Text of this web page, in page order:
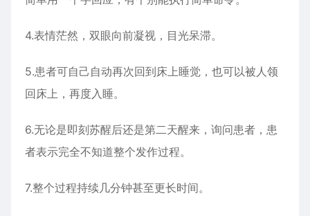
4.表情茫然，双眼向前凝视，目光呆滞。
5.患者可自己自动再次回到床上睡觉，也可以被人领
回床上，再度入睡。
6.无论是即刻苏醒后还是第二天醒来，询问患者，患
者表示完全不知道整个发作过程。
7.整个过程持续几分钟甚至更长时间。